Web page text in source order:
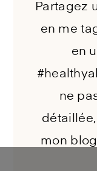
Partagez
en me
en
ne
mon